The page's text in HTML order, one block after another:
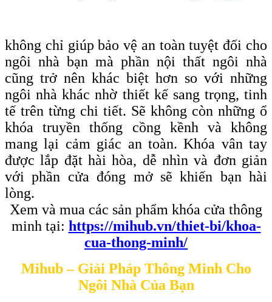
không chỉ giúp bảo vệ an toàn tuyệt đối cho
ngôi nhà bạn mà phần nội thất ngôi nhà
cũng trở nên khác biệt hơn so với những
ngôi nhà khác nhờ thiết kế sang trọng, tinh
tế trên từng chi tiết. Sẽ không còn những ổ
khóa truyền thống cồng kềnh và không
mang lại cảm giác an toàn. Khóa vân tay
được lắp đặt hài hòa, dễ nhìn và đơn giản
với phần cửa đóng mở sẽ khiến bạn hài
lòng.
Xem và mua các sản phẩm khóa cửa thông
minh tại: https://mihub.vn/thiet-bi/khoa-
cua-thong-minh/
Mihub – Giải Pháp Thông Minh Cho
Ngôi Nhà Của Bạn